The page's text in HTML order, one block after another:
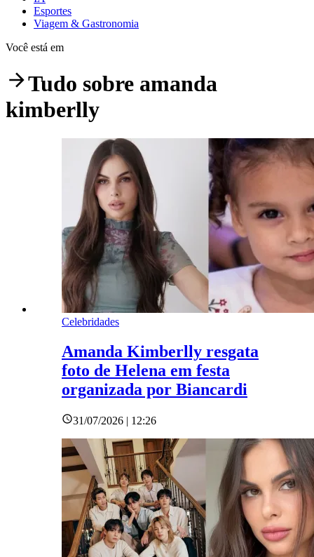
Esportes
Viagem & Gastronomia
Você está em
Tudo sobre amanda
kimberlly
Celebridades
Amanda Kimberlly resgata
foto de Helena em festa
organizada por Biancardi
31/07/2026 | 12:26